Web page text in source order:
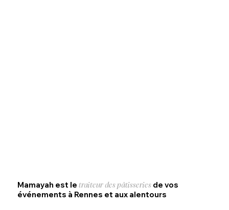
Mamayah est letraiteur des pâtisseries de vos
événements à Rennes et aux alentours